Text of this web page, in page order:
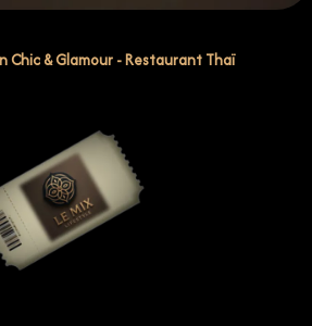
& Glamour - Restaurant Thaï